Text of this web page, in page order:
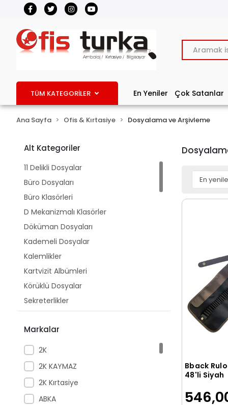
TÜM KATEGORİLER En Yeniler Çok Satanlar
Ana Sayfa Ofis & Kırtasiye Dosyalama ve Arşivleme
Alt Kategoriler
11 Delikli Dosyalar
Büro Dosyaları
Büro Klasörleri
D Mekanizmalı Klasörler
Döküman Dosyaları
Kademeli Dosyalar
Kalemlikler
Kartvizit Albümleri
Körüklü Dosyalar
Sekreterlikler
Ciltleme
Dosyalama
Kartvizitlikler
Klasörler
Proje Tüpleri
Markalar
2K
2K KAYMAZ
2K Kırtasiye
ABKA
Bback
48'li Siyah